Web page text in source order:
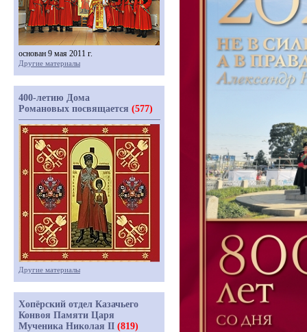
основан 9 мая 2011 г.
Другие материалы
400-летию Дома
Романовых посвящается (577)
Другие материалы
Хопёрский отдел Казачьего
Конвоя Памяти Царя
Мученика Николая II (819)